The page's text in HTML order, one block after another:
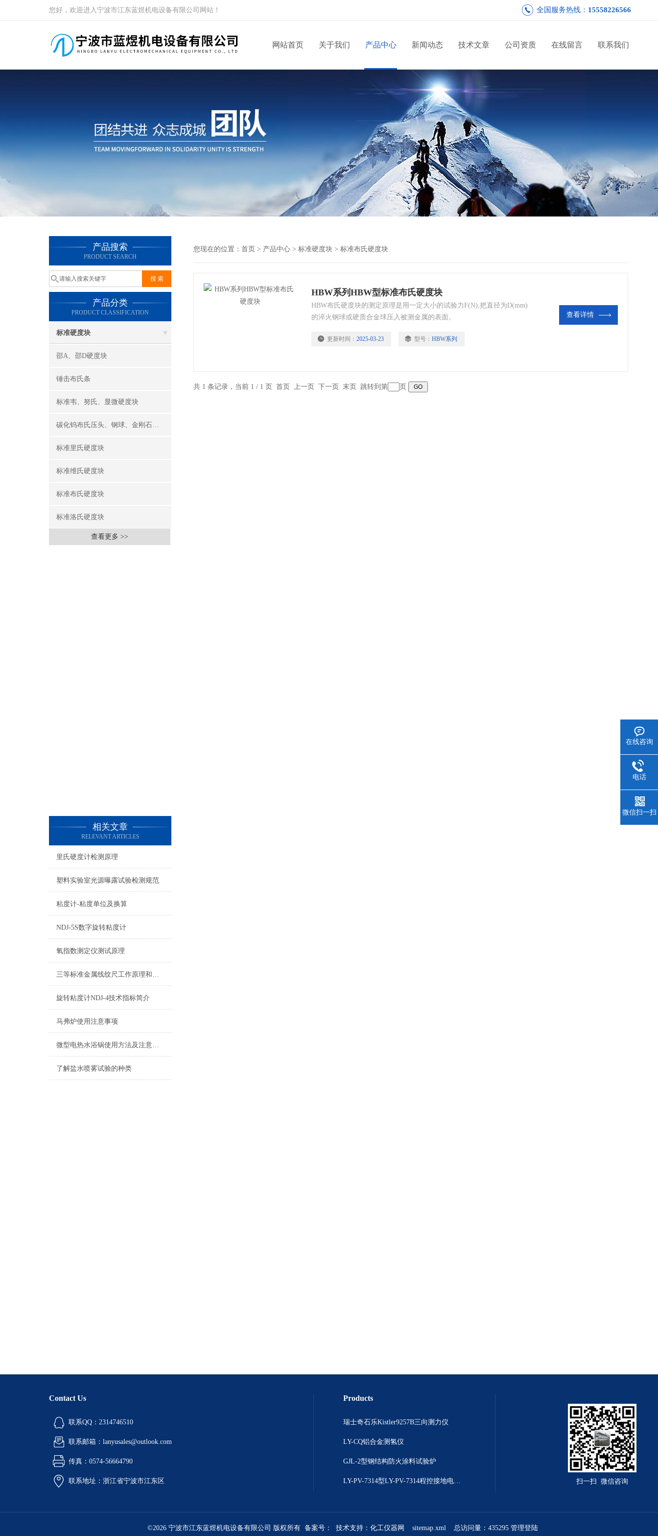
您好，欢迎进入宁波市江东蓝煜机电设备有限公司网站！ 全国服务热线： 15558226566
网站首页 关于我们 产品中心 新闻动态 技术文章 公司资质 在线留言 联系我们
产品搜索
PRODUCT SEARCH
产品分类
PRODUCT CLASSIFICATION
标准硬度块
邵A、邵D硬度块
锤击布氏条
标准韦、努氏、显微硬度块
碳化钨布氏压头、钢球、金刚石洛氏压头
标准里氏硬度块
标准维氏硬度块
标准布氏硬度块
标准洛氏硬度块
查看更多 >>
相关文章
RELEVANT ARTICLES
里氏硬度计检测原理
塑料实验室光源曝露试验检测规范
粘度计-粘度单位及换算
NDJ-5S数字旋转粘度计
氧指数测定仪测试原理
三等标准金属线纹尺工作原理和维护
旋转粘度计NDJ-4技术指标简介
马弗炉使用注意事项
微型电热水浴锅使用方法及注意事项
了解盐水喷雾试验的种类
您现在的位置： 首页 > 产品中心 > 标准硬度块 > 标准布氏硬度块
HBW系列HBW型标准布氏硬度块
HBW布氏硬度块的测定原理是用一定大小的试验力F(N),把直径为D(mm)
的淬火钢球或硬质合金球压入被测金属的表面。
更新时间： 2025-03-23 型号： HBW系列
查看详情
共 1 条记录，当前 1 / 1 页 首页 上一页 下一页 末页 跳转到第 页
Contact Us
联系QQ：2314746510
联系邮箱：lanyusales@outlook.com
传真：0574-56664790
联系地址：浙江省宁波市江东区
Products
瑞士奇石乐Kistler9257B三向测力仪
LY-CQ铝合金测氢仪
GJL-2型钢结构防火涂料试验炉
LY-PV-7314型LY-PV-7314程控接地电阻测试仪 扫一扫 微信咨询
©2026 宁波市江东蓝煜机电设备有限公司 版权所有 备案号： 技术支持： 化工仪器网 sitemap.xml 总访问量：435295 管理登陆
在线咨询
电话
微信扫一扫